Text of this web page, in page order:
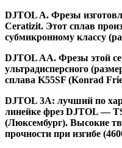
DJTOL A. Фрезы
Ceratizit. Этот сплав
субмикронному классу
DJTOL AA. Фрезы этой
ультрадисперсного
сплава K55SF (Konrad
DJTOL 3A: лучший по
линейке фрез DJTOL —
(Люксембург). Высокие
прочности при изгибе